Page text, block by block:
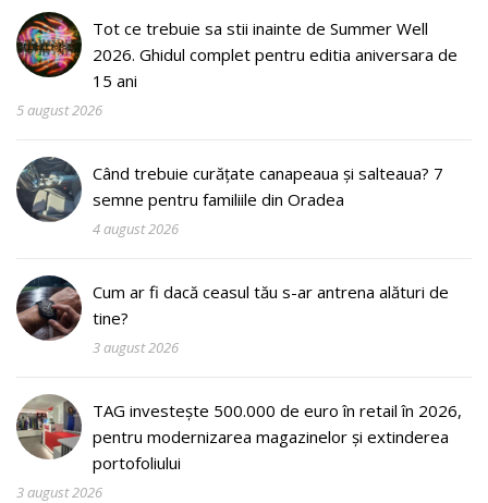
Tot ce trebuie sa stii inainte de Summer Well
2026. Ghidul complet pentru editia aniversara de
15 ani
5 august 2026
Când trebuie curățate canapeaua și salteaua? 7
semne pentru familiile din Oradea
4 august 2026
Cum ar fi dacă ceasul tău s-ar antrena alături de
tine?
3 august 2026
TAG investește 500.000 de euro în retail în 2026,
pentru modernizarea magazinelor și extinderea
portofoliului
3 august 2026